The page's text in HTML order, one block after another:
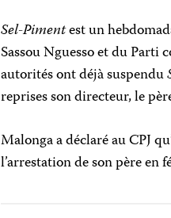
Sel-Pimentest un
Sassou Nguesso et du
autorités ont déjà suspendu
reprises son directeur, le
Malonga a déclaré au CPJ
l’arrestation de son père en